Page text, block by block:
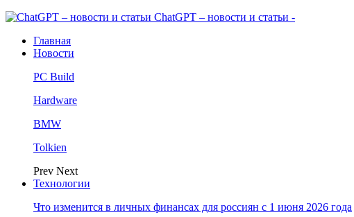
ChatGPT – новости и статьи -
Главная
Новости
PC Build
Hardware
BMW
Tolkien
Prev Next
Технологии
Что изменится в личных финансах для россиян с 1 июня 2026 года